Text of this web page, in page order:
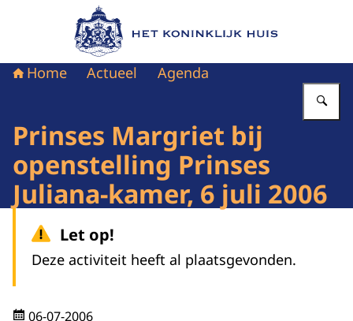
Naar de homepage van Het Koninklijk Huis
Home Actueel Agenda
Prinses Margriet bij
openstelling Prinses
Juliana-kamer, 6 juli 2006
Let op!
Deze activiteit heeft al plaatsgevonden.
06-07-2006